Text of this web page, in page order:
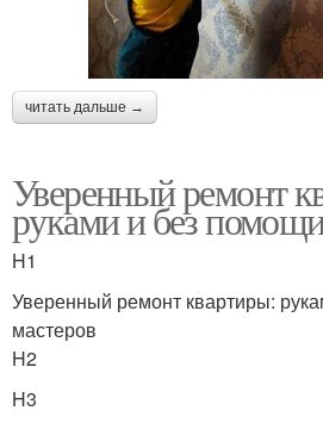
читать дальше →
Уверенный ремонт
руками и без
H1
Уверенный ремонт квартиры:
мастеров
H2
H3